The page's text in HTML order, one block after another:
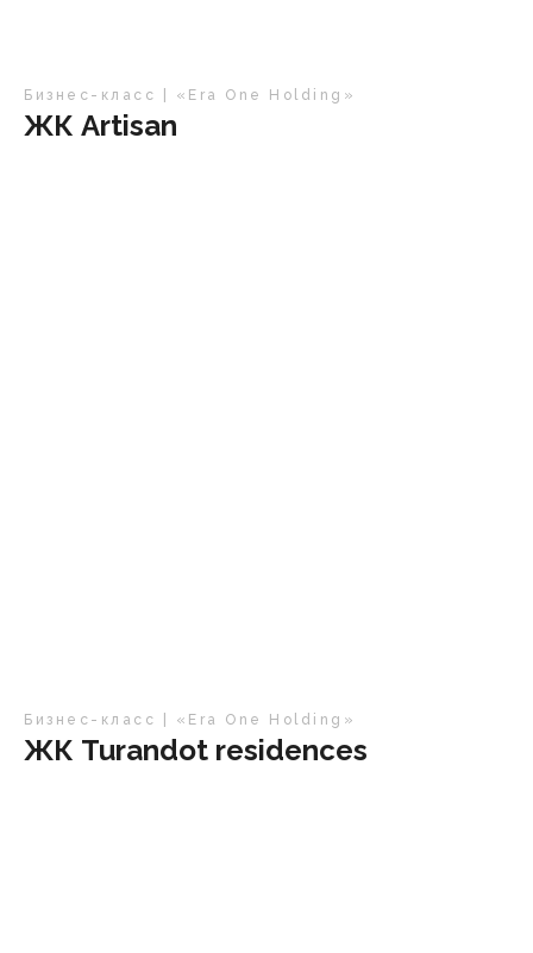
Бизнес-класс | «Era One Holding»
ЖК Artisan
Бизнес-класс | «Era One Holding»
ЖК Turandot residences